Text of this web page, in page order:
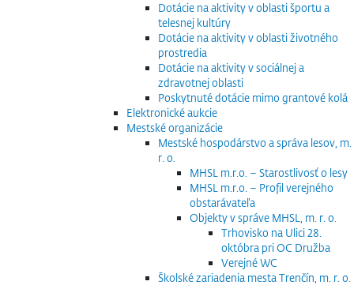
Dotácie na aktivity v oblasti športu a
telesnej kultúry
Dotácie na aktivity v oblasti životného
prostredia
Dotácie na aktivity v sociálnej a
zdravotnej oblasti
Poskytnuté dotácie mimo grantové kolá
Elektronické aukcie
Mestské organizácie
Mestské hospodárstvo a správa lesov, m.
r. o.
MHSL m.r.o. – Starostlivosť o lesy
MHSL m.r.o. – Profil verejného
obstarávateľa
Objekty v správe MHSL, m. r. o.
Trhovisko na Ulici 28.
októbra pri OC Družba
Verejné WC
Školské zariadenia mesta Trenčín, m. r. o.